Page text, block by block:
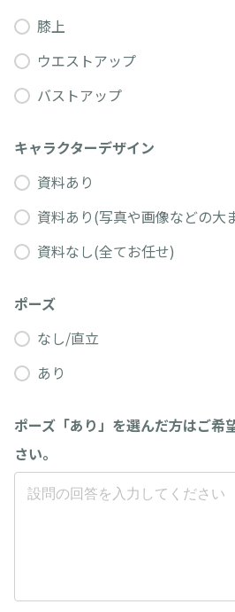
膝上
ウエストアップ
バストアップ
キャラクターデザイン
資料あり
資料あり(写真や画像などの大
資料なし(全てお任せ)
ポーズ
なし/直立
あり
ポーズ「あり」を選んだ方はご希
さい。